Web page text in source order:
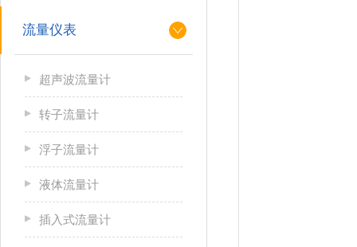
流量仪表
超声波流量计
转子流量计
浮子流量计
液体流量计
插入式流量计